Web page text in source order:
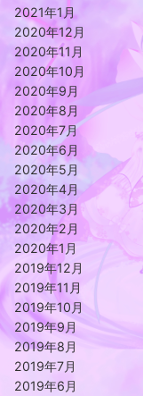
2021年1月
2020年12月
2020年11月
2020年10月
2020年9月
2020年8月
2020年7月
2020年6月
2020年5月
2020年4月
2020年3月
2020年2月
2020年1月
2019年12月
2019年11月
2019年10月
2019年9月
2019年8月
2019年7月
2019年6月